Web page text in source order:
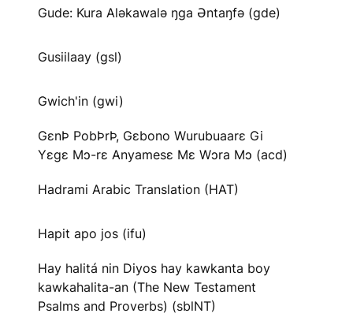
Gude: Kura Aləkawalə ŋga Əntaŋfə (gde)
Gusiilaay (gsl)
Gwich'in (gwi)
GɛnÞ PobÞrÞ, Gɛbono Wurubuaarɛ Gi
Yɛgɛ Mɔ-rɛ Anyamesɛ Mɛ Wɔra Mɔ (acd)
Hadrami Arabic Translation (HAT)
Hapit apo jos (ifu)
Hay halitá nin Diyos hay kawkanta boy
kawkahalita-an (The New Testament
Psalms and Proverbs) (sblNT)